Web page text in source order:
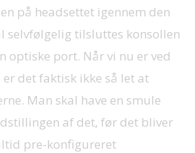
på headsettet igennem den
selvfølgelig tilsluttes konsollen
optiske port. Når vi nu er ved
det faktisk ikke så let at
Man skal have en smule
af det, før det bliver
pre-konfigureret